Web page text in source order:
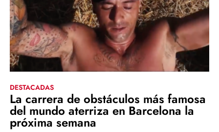
DESTACADAS
La carrera de obstáculos más famosa
del mundo aterriza en Barcelona la
próxima semana